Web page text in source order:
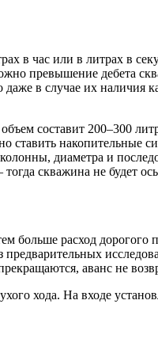
в час или в литрах в
превышение дебета
в случае их наличия
составит 200–300
ставить накопительные
диаметра и
скважина не будет
больше расход дорогого
аванс не